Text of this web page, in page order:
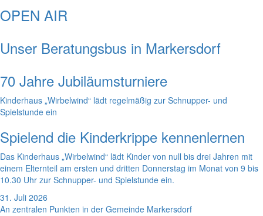
OPEN AIR
Unser Beratungsbus in Markersdorf
70 Jahre Jubiläumsturniere
Kinderhaus „Wirbelwind“ lädt regelmäßig zur Schnupper- und
Spielstunde ein
Spielend die Kinderkrippe kennenlernen
Das Kinderhaus „Wirbelwind“ lädt Kinder von null bis drei Jahren mit
einem Elternteil am ersten und dritten Donnerstag im Monat von 9 bis
10.30 Uhr zur Schnupper- und Spielstunde ein.
31. Juli 2026
An zentralen Punkten in der Gemeinde Markersdorf